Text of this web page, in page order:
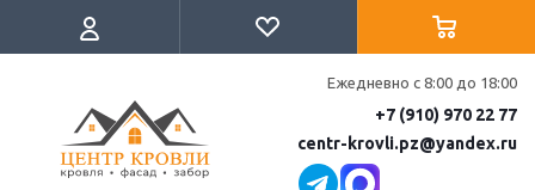
Ежедневно с 8:00 до 18:00
+7 (910) 970 22 77
centr-krovli.pz@yandex.ru